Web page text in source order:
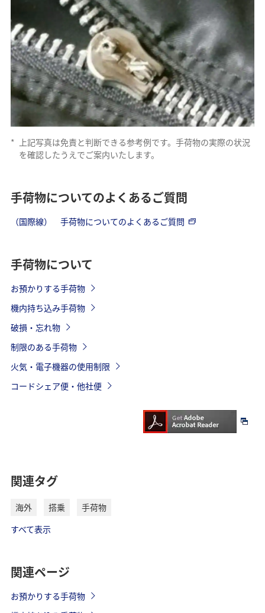
*
上記写真は免責と判断できる参考例です。手荷物の実際の状況
を確認したうえでご案内いたします。
手荷物についてのよくあるご質問
（国際線） 手荷物についてのよくあるご質問
手荷物について
お預かりする手荷物
機内持ち込み手荷物
破損・忘れ物
制限のある手荷物
火気・電子機器の使用制限
コードシェア便・他社便
関連タグ
海外 搭乗
手荷物
すべて表示
関連ページ
お預かりする手荷物